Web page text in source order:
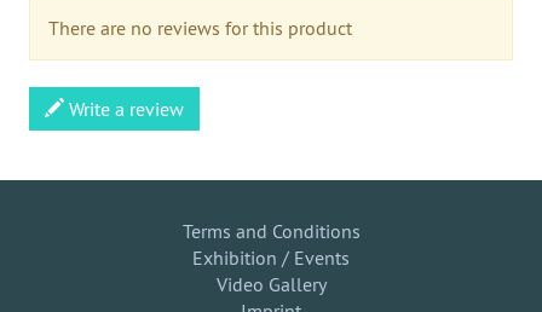
There are no reviews for this product
Write a review
Terms and Conditions
Exhibition / Events
Video Gallery